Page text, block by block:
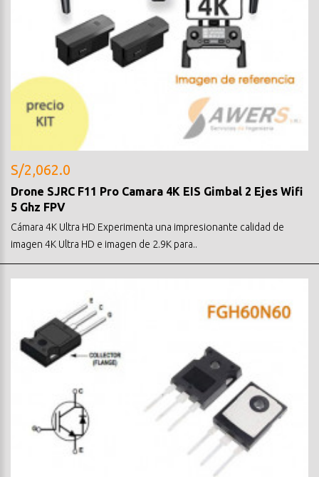
S/2,062.0
Drone SJRC F11 Pro Camara 4K EIS Gimbal 2 Ejes Wifi
5 Ghz FPV
Cámara 4K Ultra HD Experimenta una impresionante calidad de
imagen 4K Ultra HD e imagen de 2.9K para..